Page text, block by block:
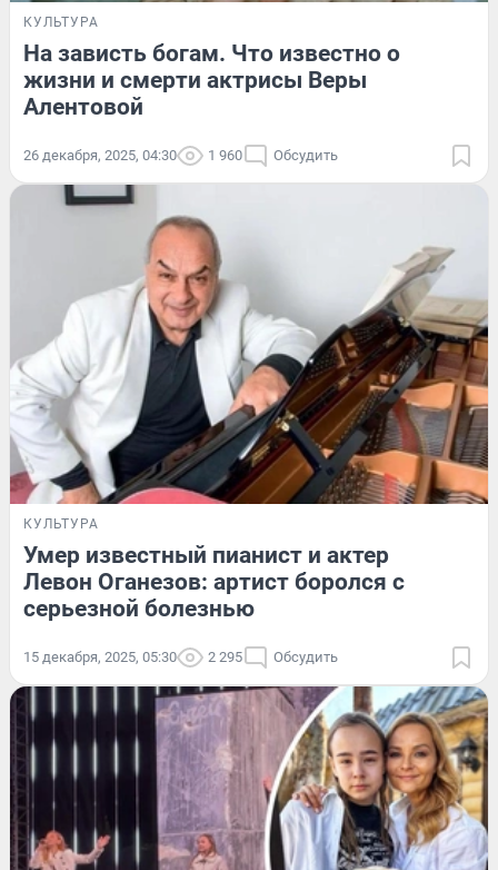
КУЛЬТУРА
На зависть богам. Что известно о
жизни и смерти актрисы Веры
Алентовой
26 декабря, 2025, 04:30 1 960 Обсудить
КУЛЬТУРА
Умер известный пианист и актер
Левон Оганезов: артист боролся с
серьезной болезнью
15 декабря, 2025, 05:30 2 295 Обсудить